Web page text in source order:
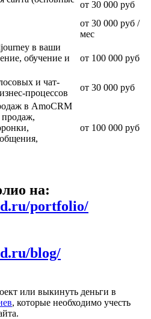
от 30 000 руб
от 30 000 руб /
мес
в ваши
обучение и
от 100 000 руб
и чат-
процессов
от 30 000 руб
в AmoCRM
продаж,
от 100 000 руб
на:
portfolio/
blog/
или выкинуть деньги в
, которые необходимо учесть